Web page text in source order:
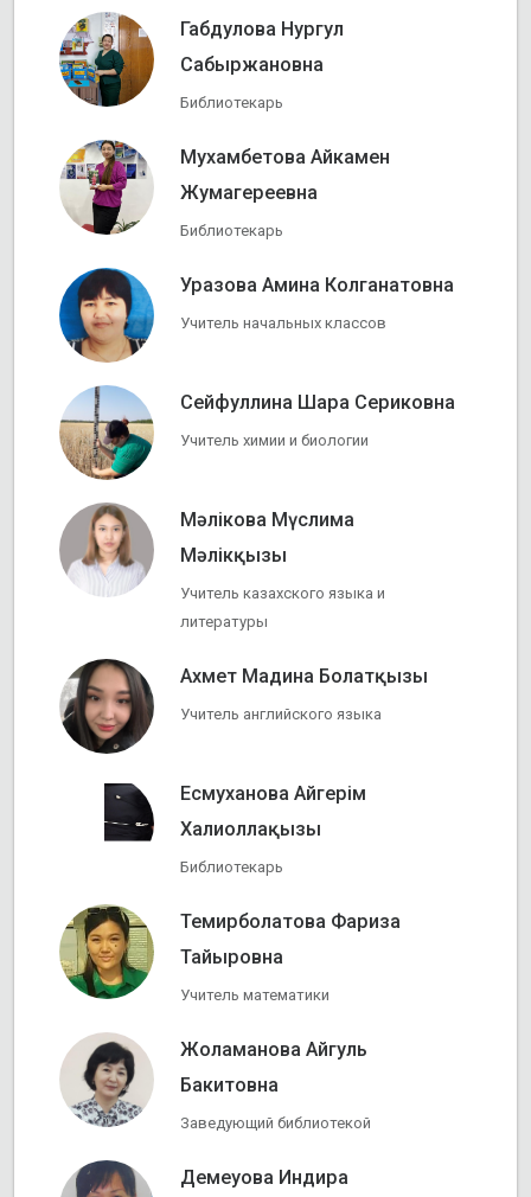
Габдулова Нургул
Сабыржановна
Библиотекарь
Мухамбетова Айкамен
Жумагереевна
Библиотекарь
Уразова Амина Колганатовна
Учитель начальных классов
Сейфуллина Шара Сериковна
Учитель химии и биологии
Мәлікова Мүслима
Мәлікқызы
Учитель казахского языка и
литературы
Ахмет Мадина Болатқызы
Учитель английского языка
Есмуханова Айгерім
Халиоллақызы
Библиотекарь
Темирболатова Фариза
Тайыровна
Учитель математики
Жоламанова Айгуль
Бакитовна
Заведующий библиотекой
Демеуова Индира